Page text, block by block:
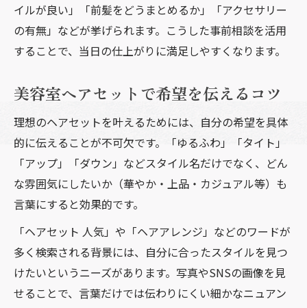
イルが良い」「前髪をどうまとめるか」「アクセサリー
の有無」などが挙げられます。こうした事前相談を活用
することで、当日の仕上がりに満足しやすくなります。
美容室ヘアセットで希望を伝えるコツ
理想のヘアセットを叶えるためには、自分の希望を具体
的に伝えることが不可欠です。「ゆるふわ」「タイト」
「アップ」「ダウン」などスタイル名だけでなく、どん
な雰囲気にしたいか（華やか・上品・カジュアル等）も
言葉にすると効果的です。
「ヘアセット 人気」や「ヘアアレンジ」などのワードが
多く検索される背景には、自分に合ったスタイルを見つ
けたいというニーズがあります。写真やSNSの画像を見
せることで、言葉だけでは伝わりにくい細かなニュアン